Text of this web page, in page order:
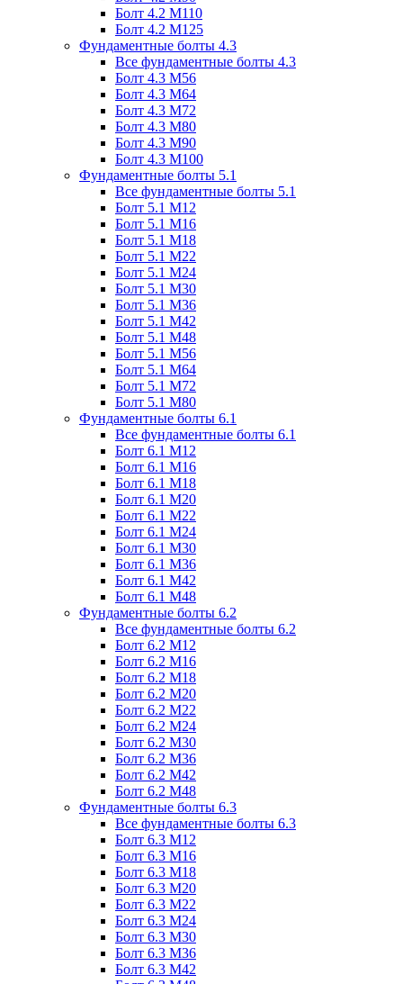
Болт 4.2 М110
Болт 4.2 М125
Фундаментные болты 4.3
Все фундаментные болты 4.3
Болт 4.3 М56
Болт 4.3 М64
Болт 4.3 М72
Болт 4.3 М80
Болт 4.3 М90
Болт 4.3 М100
Фундаментные болты 5.1
Все фундаментные болты 5.1
Болт 5.1 М12
Болт 5.1 М16
Болт 5.1 М18
Болт 5.1 М22
Болт 5.1 М24
Болт 5.1 М30
Болт 5.1 М36
Болт 5.1 М42
Болт 5.1 М48
Болт 5.1 М56
Болт 5.1 М64
Болт 5.1 М72
Болт 5.1 М80
Фундаментные болты 6.1
Все фундаментные болты 6.1
Болт 6.1 М12
Болт 6.1 М16
Болт 6.1 М18
Болт 6.1 М20
Болт 6.1 М22
Болт 6.1 М24
Болт 6.1 М30
Болт 6.1 М36
Болт 6.1 М42
Болт 6.1 М48
Фундаментные болты 6.2
Все фундаментные болты 6.2
Болт 6.2 М12
Болт 6.2 М16
Болт 6.2 М18
Болт 6.2 М20
Болт 6.2 М22
Болт 6.2 М24
Болт 6.2 М30
Болт 6.2 М36
Болт 6.2 М42
Болт 6.2 М48
Фундаментные болты 6.3
Все фундаментные болты 6.3
Болт 6.3 М12
Болт 6.3 М16
Болт 6.3 М18
Болт 6.3 М20
Болт 6.3 М22
Болт 6.3 М24
Болт 6.3 М30
Болт 6.3 М36
Болт 6.3 М42